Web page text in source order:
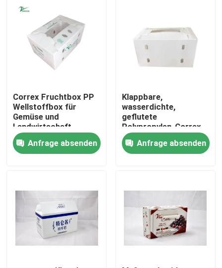
Zu Hause
Produkte
Correx Fruchtbox PP
Wellstoffbox für
Gemüse und
Landwirtschaft
Verpackungskiste
Anfrage absenden
Klappbare,
wasserdichte,
geflutete
Polypropylen-Correx-
Speicherbox PP,
Frischobstverpackung,
Lieferbox
Anfrage absenden